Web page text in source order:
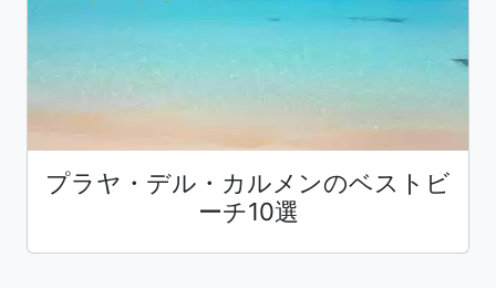
プラヤ・デル・カルメンのベストビ
ーチ10選